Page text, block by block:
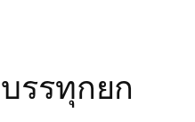
รรทุกยก